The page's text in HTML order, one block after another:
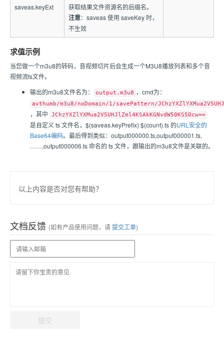
saveas.keyExt 获取结果文件资源名的后缀名。
注意：saveas 使用 saveKey 时，
不生效
求值示例
当您做一个m3u8的转码，音视频切片后会生成一个M3U8播放列表和多个音
视频流ts文件。
输出的m3u8文件名为：
output.m3u8 ，cmd为：
avthumb/m3u8/noDomain/1/savePattern/
，其中 JChzYXZlYXMua2V5UHJlZml4KSAkKGNvdW50KS50cw==
是自定义 ts 文件名，$(saveas.keyPrefix) $(count).ts 的URL安全的
Base64编码。最后得到类似：output000000.ts,output000001.ts,
……,output000006.ts 命名的 ts 文件，跟输出的m3u8文件是关联的。
以上内容是否对您有帮助？
文档反馈 (如有产品使用问题，请提交工单)
提交